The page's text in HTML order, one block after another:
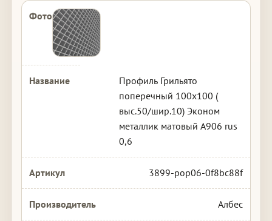
Профиль Грильято
поперечный 100х100 (
выс.50/шир.10) Эконом
металлик матовый А906 rus
0,6
3899-pop06-0f8bc88f
Албес